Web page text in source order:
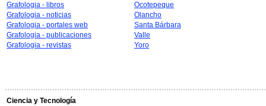
Grafologia - libros
Grafologia - noticias
Grafologia - portales web
Grafologia - publicaciones
Grafologia - revistas
Ocotepeque
Olancho
Santa Bárbara
Valle
Yoro
Ciencia y Tecnología